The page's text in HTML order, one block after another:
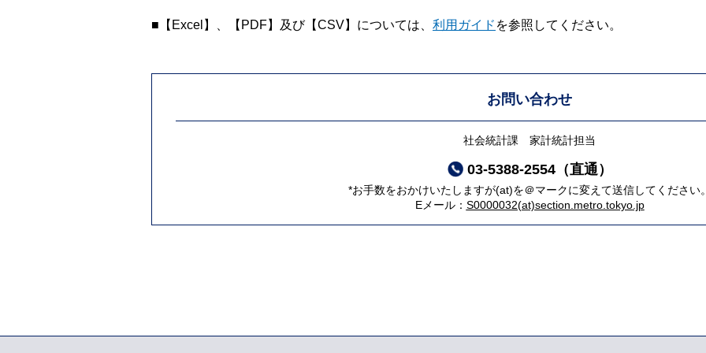
■【Excel】、【PDF】及び【CSV】については、 利用ガイド を参照してください。
お問い合わせ
社会統計課 家計統計担当
03-5388-2554（直通）
*お手数をおかけいたしますが(at)を＠マークに変えて送信してください。
Eメール： S0000032(at)section.metro.tokyo.jp